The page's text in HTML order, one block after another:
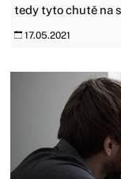
tedy tyto chutě na
17.05.2021